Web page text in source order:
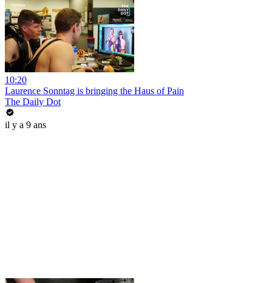
10:20
Laurence Sonntag is bringing the Haus of Pain
The Daily Dot
il y a 9 ans